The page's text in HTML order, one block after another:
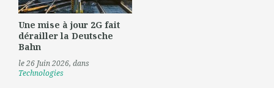
Une mise à jour 2G fait
dérailler la Deutsche
Bahn
le 26 Juin 2026, dans
Technologies